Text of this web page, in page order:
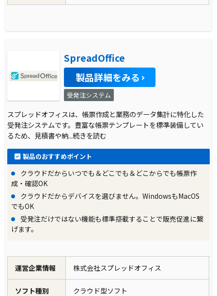
SpreadOffice
製品詳細をみる
受発注システム
スプレッドオフィスは、帳票作成と業務のデータ集計に特化した
受発注システムです。豊富な帳票テンプレートを標準装備してい
るため、見積書や納...続きを読む
製品のおすすめポイント
クラウドだからいつでも＆どこでも＆どこからでも帳票作
成・確認OK
クラウドだからデバイスを選びません。WindowsもMacOS
でもOK
受発注だけではない機能も標準搭載することで販売促進に繋
げます。
運営企業情報 株式会社スプレッドオフィス
ソフト種別 クラウド型ソフト